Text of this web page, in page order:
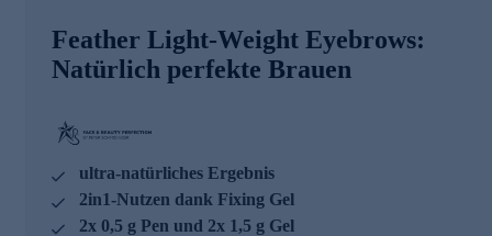
Feather Light-Weight Eyebrows:
Natürlich perfekte Brauen
ultra-natürliches Ergebnis
2in1-Nutzen dank Fixing Gel
2x 0,5 g Pen und 2x 1,5 g Gel